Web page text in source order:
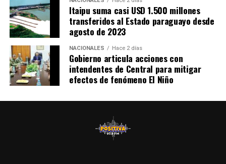
Itaipu suma casi USD 1.500 millones
transferidos al Estado paraguayo desde
agosto de 2023
NACIONALES Hace 2 días
Gobierno articula acciones con
intendentes de Central para mitigar
efectos de fenómeno El Niño